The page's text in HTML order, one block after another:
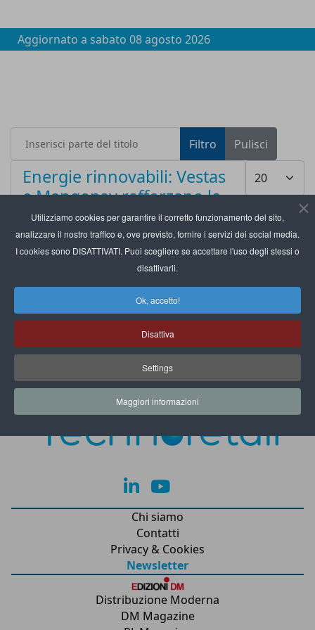
Utilizziamo cookies per garantire il corretto funzionamento del sito,
analizzare il nostro traffico e, ove previsto, fornire i servizi dei social media.
I cookies sono DISATTIVATI. Puoi scegliere se accettare l'uso degli stessi o
disattivarli.
Ok, accetto!
Disattiva
Settings
Maggiori informazioni
Aggiornato a sabato 08 agosto 2026
Inserisci parte del titolo Filtro
Pulisci
Visualizza #
Energie rinnovabili: Vestas
e Mangopay rafforzano la
partnership
lk yt
Chi siamo
Contatti
Privacy & Cookies
Newsletter
Distribuzione Moderna
DM Magazine